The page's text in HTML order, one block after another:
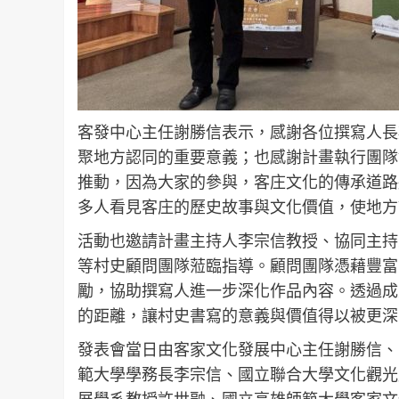
客發中心主任謝勝信表示，感謝各位撰寫人
聚地方認同的重要意義；也感謝計畫執行團
推動，因為大家的參與，客庄文化的傳承道
多人看見客庄的歷史故事與文化價值，使地
活動也邀請計畫主持人李宗信教授、協同主
等村史顧問團隊蒞臨指導。顧問團隊憑藉豐
勵，協助撰寫人進一步深化作品內容。透過
的距離，讓村史書寫的意義與價值得以被更
發表會當日由客家文化發展中心主任謝勝信
範大學學務長李宗信、國立聯合大學文化觀